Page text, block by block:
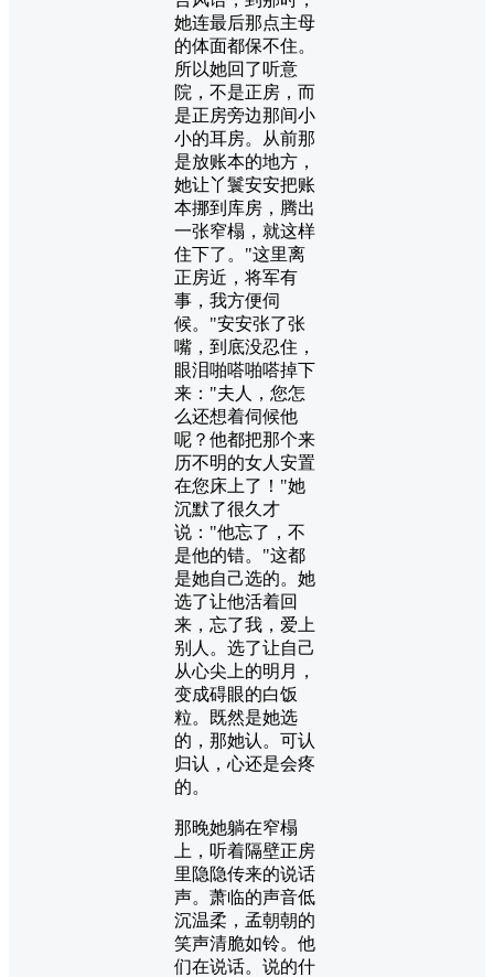
她连最后那点主母
的体面都保不住。
所以她回了听意
院，不是正房，而
是正房旁边那间小
小的耳房。从前那
是放账本的地方，
她让丫鬟安安把账
本挪到库房，腾出
一张窄榻，就这样
住下了。"这里离
正房近，将军有
事，我方便伺
候。"安安张了张
嘴，到底没忍住，
眼泪啪嗒啪嗒掉下
来："夫人，您怎
么还想着伺候他
呢？他都把那个来
历不明的女人安置
在您床上了！"她
沉默了很久才
说："他忘了，不
是他的错。"这都
是她自己选的。她
选了让他活着回
来，忘了我，爱上
别人。选了让自己
从心尖上的明月，
变成碍眼的白饭
粒。既然是她选
的，那她认。可认
归认，心还是会疼
的。
那晚她躺在窄榻
上，听着隔壁正房
里隐隐传来的说话
声。萧临的声音低
沉温柔，孟朝朝的
笑声清脆如铃。他
们在说话。说的什